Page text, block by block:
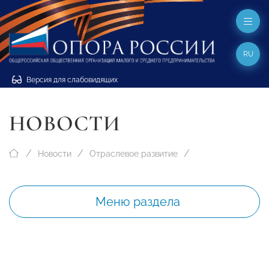
Версия для слабовидящих
RU
НОВОСТИ
Новости Отраслевое развитие
Меню раздела